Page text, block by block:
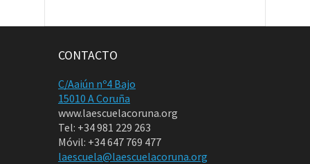
CONTACTO
C/Aaiún nº4 Bajo
15010 A Coruña
www.laescuelacoruna.org
Tel: +34 981 229 263
Móvil: +34 647 769 477
laescuela@laescuelacoruna.org